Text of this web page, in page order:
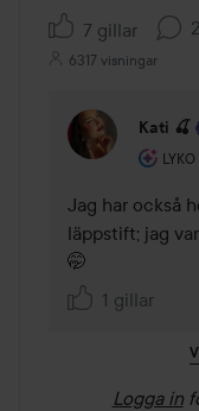
7 gillar
6317 visningar
Kati 🍒
Jag har också
läppstift; jag
🤭
1 gillar
Logga in